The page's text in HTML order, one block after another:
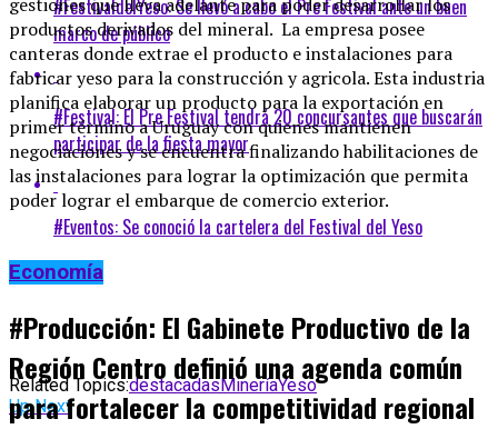
productos derivados del mineral. La empresa posee
canteras donde extrae el producto e instalaciones para
fabricar yeso para la construcción y agricola. Esta industria
planifica elaborar un producto para la exportación en
primer término a Uruguay con quienes mantienen
negociaciones y se encuentra finalizando habilitaciones de
las instalaciones para lograr la optimización que permita
poder lograr el embarque de comercio exterior.
Related Topics:destacadasMineríaYeso
Up Next
#FestivaldelYeso: Se llevó a cabo el Pre Festival ante un buen
marco de público
#Festival: El Pre Festival tendrá 20 concursantes que buscarán
participar de la fiesta mayor
#Eventos: Se conoció la cartelera del Festival del Yeso
Economía
#Producción: El Gabinete Productivo de la
Región Centro definió una agenda común
para fortalecer la competitividad regional